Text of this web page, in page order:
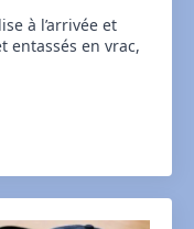
à l’arrivée et
entassés en vrac,